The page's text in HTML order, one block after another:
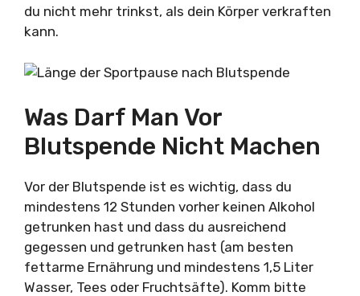
du nicht mehr trinkst, als dein Körper verkraften
kann.
Was Darf Man Vor
Blutspende Nicht Machen
Vor der Blutspende ist es wichtig, dass du
mindestens 12 Stunden vorher keinen Alkohol
getrunken hast und dass du ausreichend
gegessen und getrunken hast (am besten
fettarme Ernährung und mindestens 1,5 Liter
Wasser, Tees oder Fruchtsäfte). Komm bitte